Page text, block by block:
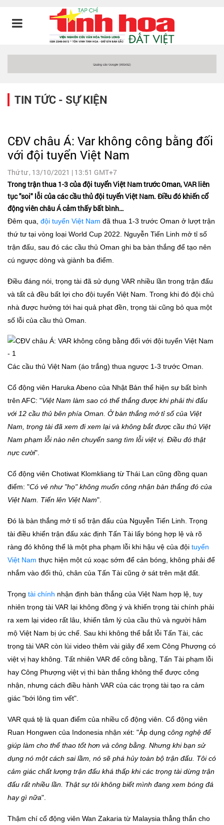
TIN TỨC - SỰ KIỆN
CĐV châu Á: Var không công bằng đối
với đội tuyển Việt Nam
Thứ tư , 13/10/2021 | 13:51 GMT+7
Trong trận thua 1-3 của đội tuyển Việt Nam trước Oman, VAR liên
tục "soi" lỗi của các cầu thủ đội tuyển Việt Nam. Điều đó khiến cổ
động viên châu Á cảm thấy bất bình…
Đêm qua, đội tuyển Việt Nam đã thua 1-3 trước Oman ở lượt trận
thứ tư tại vòng loại World Cup 2022. Nguyễn Tiến Linh mở tỉ số
trận đấu, sau đó các cầu thủ Oman ghi ba bàn thắng để tạo nên
cú ngược dòng và giành ba điểm.
Điều đáng nói, trọng tài đã sử dụng VAR nhiều lần trong trận đấu
và tất cả đều bất lợi cho đội tuyển Việt Nam. Trong khi đó đội chủ
nhà được hưởng tới hai quả phạt đền, trọng tài cũng bỏ qua một
số lỗi của cầu thủ Oman.
Các cầu thủ Việt Nam (áo trắng) thua ngược 1-3 trước Oman.
Cổ động viên Haruka Abeno của Nhật Bản thể hiện sự bất bình
trên AFC: "Việt Nam làm sao có thể thắng được khi phải thi đấu
với 12 cầu thủ bên phía Oman. Ở bàn thắng mở tỉ số của Việt
Nam, trọng tài đã xem đi xem lại và không bắt được cầu thủ Việt
Nam phạm lỗi nào nên chuyển sang tìm lỗi việt vị. Điều đó thật
nực cười".
Cổ động viên Chotiwat Klomkliang từ Thái Lan cũng đồng quan
điểm: "Có vẻ như "họ" không muốn công nhận bàn thắng đó của
Việt Nam. Tiến lên Việt Nam".
Đó là bàn thắng mở tỉ số trận đấu của Nguyễn Tiến Linh. Trọng
tài điều khiển trận đấu xác định Tấn Tài lấy bóng hợp lệ và rõ
ràng đó không thể là một pha phạm lỗi khi hậu vệ của đội tuyển
Việt Nam thực hiện một cú xoạc sớm để cản bóng, không phải để
nhắm vào đối thủ, chân của Tấn Tài cũng ở sát trên mặt đất.
Trọng tài chính nhận định bàn thắng của Việt Nam hợp lệ, tuy
nhiên trọng tài VAR lại không đồng ý và khiến trọng tài chính phải
ra xem lại video rất lâu, khiến tâm lý của cầu thủ và người hâm
mộ Việt Nam bị ức chế. Sau khi không thể bắt lỗi Tấn Tài, các
trọng tài VAR còn lùi video thêm vài giây để xem Công Phượng có
việt vị hay không. Tất nhiên VAR để công bằng, Tấn Tài phạm lỗi
hay Công Phượng việt vị thì bàn thắng không thể được công
nhận, nhưng cách điều hành VAR của các trọng tài tạo ra cảm
giác "bới lông tìm vết".
VAR quá tệ là quan điểm của nhiều cổ động viên. Cổ động viên
Ruan Hongwen của Indonesia nhận xét: "Áp dụng công nghệ để
giúp làm cho thể thao tốt hơn và công bằng. Nhưng khi bạn sử
dụng nó một cách sai lầm, nó sẽ phá hủy toàn bộ trận đấu. Tôi có
cảm giác chất lượng trận đấu khá thấp khi các trọng tài dừng trận
đấu rất nhiều lần. Thật sự tôi không biết mình đang xem bóng đá
hay gì nữa".
Thậm chí cổ động viên Wan Zakaria từ Malaysia thẳng thắn cho